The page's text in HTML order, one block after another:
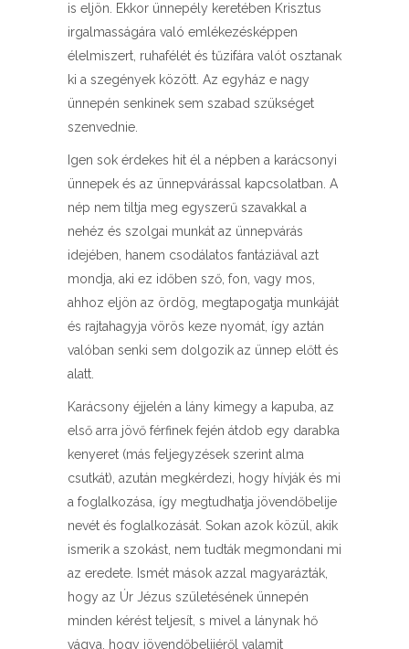
is eljön. Ekkor ünnepély keretében Krisztus
irgalmasságára való emlékezésképpen
élelmiszert, ruhafélét és tűzifára valót osztanak
ki a szegények között. Az egyház e nagy
ünnepén senkinek sem szabad szükséget
szenvednie.
Igen sok érdekes hit él a népben a karácsonyi
ünnepek és az ünnepvárással kapcsolatban. A
nép nem tiltja meg egyszerű szavakkal a
nehéz és szolgai munkát az ünnepvárás
idejében, hanem csodálatos fantáziával azt
mondja, aki ez időben sző, fon, vagy mos,
ahhoz eljön az ördög, megtapogatja munkáját
és rajtahagyja vörös keze nyomát, így aztán
valóban senki sem dolgozik az ünnep előtt és
alatt.
Karácsony éjjelén a lány kimegy a kapuba, az
első arra jövő férfinek fején átdob egy darabka
kenyeret (más feljegyzések szerint alma
csutkát), azután megkérdezi, hogy hívják és mi
a foglalkozása, így megtudhatja jövendőbelije
nevét és foglalkozását. Sokan azok közül, akik
ismerik a szokást, nem tudták megmondani mi
az eredete. Ismét mások azzal magyarázták,
hogy az Úr Jézus születésének ünnepén
minden kérést teljesít, s mivel a lánynak hő
vágya, hogy jövendőbelijéről valamit